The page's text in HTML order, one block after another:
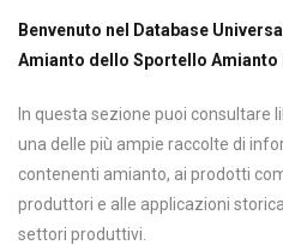
Benvenuto nel Database
Amianto dello Sportello Amianto
In questa sezione puoi
una delle più ampie raccolte di
contenenti amianto, ai prodotti
produttori e alle applicazioni
settori produttivi.